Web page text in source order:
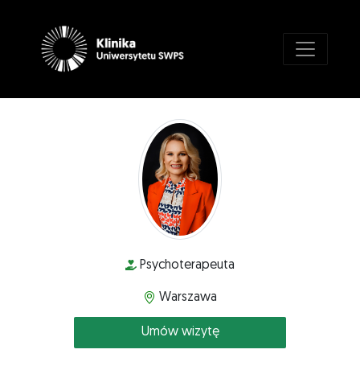
Psychoterapeuta
Warszawa
Umów wizytę